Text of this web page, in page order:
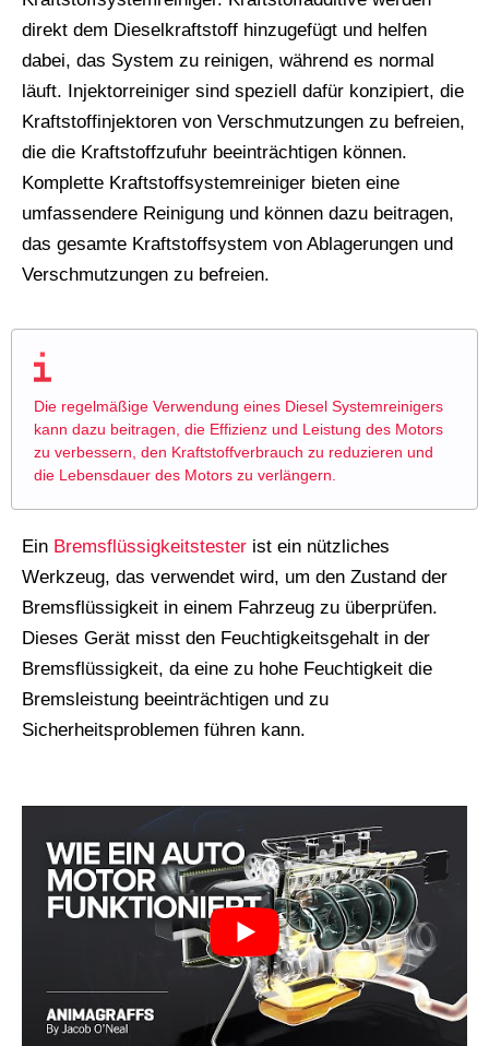
direkt dem Dieselkraftstoff hinzugefügt und helfen
dabei, das System zu reinigen, während es normal
läuft. Injektorreiniger sind speziell dafür konzipiert, die
Kraftstoffinjektoren von Verschmutzungen zu befreien,
die die Kraftstoffzufuhr beeinträchtigen können.
Komplette Kraftstoffsystemreiniger bieten eine
umfassendere Reinigung und können dazu beitragen,
das gesamte Kraftstoffsystem von Ablagerungen und
Verschmutzungen zu befreien.
Die regelmäßige Verwendung eines Diesel Systemreinigers
kann dazu beitragen, die Effizienz und Leistung des Motors
zu verbessern, den Kraftstoffverbrauch zu reduzieren und
die Lebensdauer des Motors zu verlängern.
Ein Bremsflüssigkeitstester ist ein nützliches
Werkzeug, das verwendet wird, um den Zustand der
Bremsflüssigkeit in einem Fahrzeug zu überprüfen.
Dieses Gerät misst den Feuchtigkeitsgehalt in der
Bremsflüssigkeit, da eine zu hohe Feuchtigkeit die
Bremsleistung beeinträchtigen und zu
Sicherheitsproblemen führen kann.